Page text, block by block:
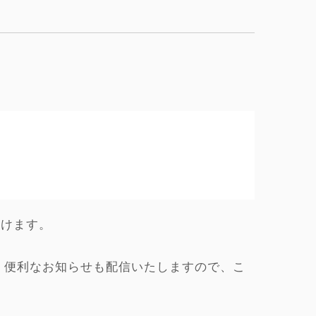
ます。
利なお知らせも配信いたしますので、こ